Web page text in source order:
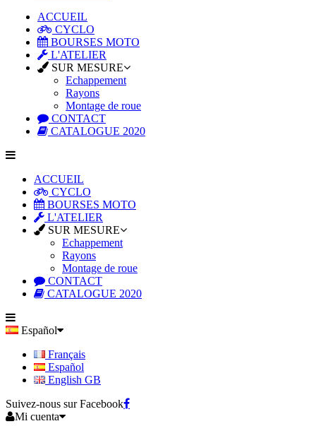
ACCUEIL
CYCLO
BOURSES MOTO
L'ATELIER
SUR MESURE
Echappement
Rayons
Montage de roue
CONTACT
CATALOGUE 2020
ACCUEIL
CYCLO
BOURSES MOTO
L'ATELIER
SUR MESURE
Echappement
Rayons
Montage de roue
CONTACT
CATALOGUE 2020
Español
Français
Español
English GB
Suivez-nous sur Facebook
Mi cuenta